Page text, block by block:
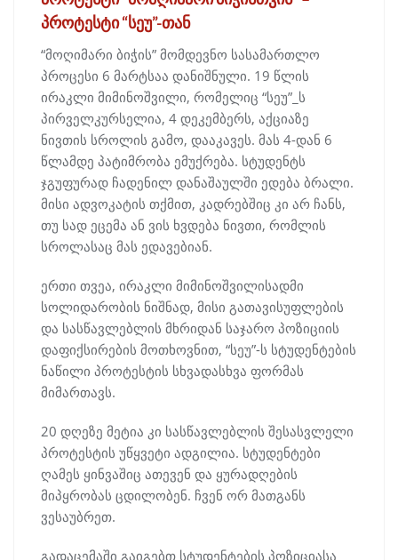
პროტესტი “სეუ”-თან
“მოღიმარი ბიჭის” მომდევნო სასამართლო
პროცესი 6 მარტსაა დანიშნული. 19 წლის
ირაკლი მიმინოშვილი, რომელიც “სეუ”_ს
პირველკურსელია, 4 დეკემბერს, აქციაზე
ნივთის სროლის გამო, დააკავეს. მას 4-დან 6
წლამდე პატიმრობა ემუქრება. სტუდენტს
ჯგუფურად ჩადენილ დანაშაულში ედება ბრალი.
მისი ადვოკატის თქმით, კადრებშიც კი არ ჩანს,
თუ სად ეცემა ან ვის ხვდება ნივთი, რომლის
სროლასაც მას ედავებიან.
ერთი თვეა, ირაკლი მიმინოშვილისადმი
სოლიდარობის ნიშნად, მისი გათავისუფლების
და სასწავლებლის მხრიდან საჯარო პოზიციის
დაფიქსირების მოთხოვნით, “სეუ”-ს სტუდენტების
ნაწილი პროტესტის სხვადასხვა ფორმას
მიმართავს.
20 დღეზე მეტია კი სასწავლებლის შესასვლელი
პროტესტის უწყვეტი ადგილია. სტუდენტები
ღამეს ყინვაშიც ათევენ და ყურადღების
მიპყრობას ცდილობენ. ჩვენ ორ მათგანს
ვესაუბრეთ.
გადაცემაში გაიგებთ სტუდენტების პოზიციასა